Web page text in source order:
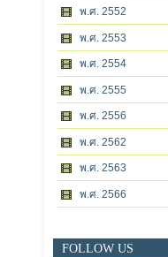
พ.ศ. 2552
พ.ศ. 2553
พ.ศ. 2554
พ.ศ. 2555
พ.ศ. 2556
พ.ศ. 2562
พ.ศ. 2563
พ.ศ. 2566
FOLLOW US